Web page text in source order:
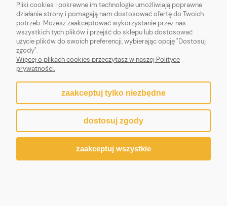
Sklep internetowy Shoper.pl
Pliki cookies i pokrewne im technologie umożliwiają poprawne
działanie strony i pomagają nam dostosować ofertę do Twoich
potrzeb. Możesz zaakceptować wykorzystanie przez nas
wszystkich tych plików i przejść do sklepu lub dostosować
użycie plików do swoich preferencji, wybierając opcję "Dostosuj
zgody".
Więcej o plikach cookies przeczytasz w naszej Polityce
prywatności.
zaakceptuj tylko niezbędne
dostosuj zgody
zaakceptuj wszystkie